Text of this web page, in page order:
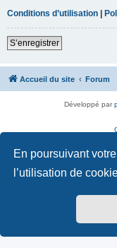
En poursuivant
l’utilisation de
Conditions d’utilisation
S’enregistrer
Accueil du site Forum
Développé par